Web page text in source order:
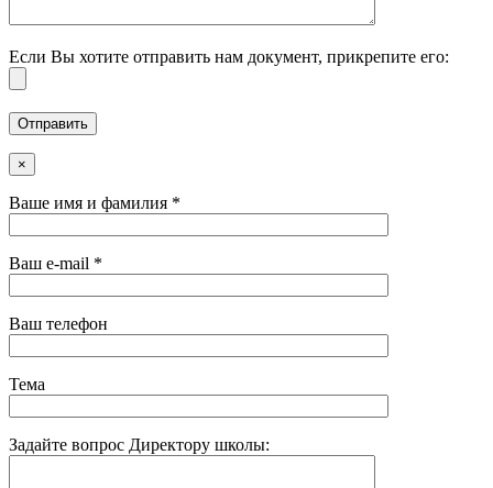
Если Вы хотите отправить нам документ, прикрепите его:
×
Ваше имя и фамилия *
Ваш e-mail *
Ваш телефон
Тема
Задайте вопрос Директору школы: